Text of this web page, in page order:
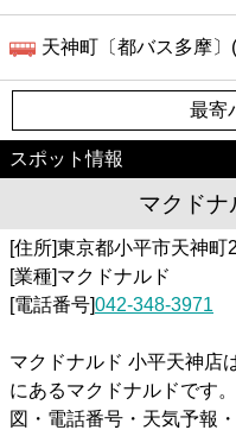
天神町〔都バス多摩〕
最寄
スポット情報
マクドナ
[住所]東京都小平市天神町
[業種]マクドナルド
[電話番号]042-348-3971
マクドナルド 小平天神店
にあるマクドナルドです
図・電話番号・天気予報